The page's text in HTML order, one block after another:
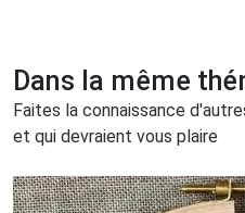
Dans la même
Faites la connaissance
et qui devraient vous plaire